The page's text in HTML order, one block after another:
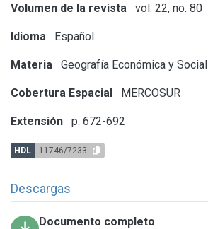
Volumen de la revista vol. 22, no. 80
Idioma Español
Materia Geografía Económica y Social
Cobertura Espacial MERCOSUR
Extensión p. 672-692
HDL 11746/7233
Descargas
Documento completo